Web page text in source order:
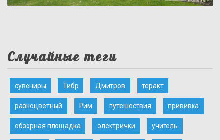
Случайные теги
сувениры Тибр Дмитров теракт
разноцветный Рим путешествия прививка
обзорная площадка электрички учитель